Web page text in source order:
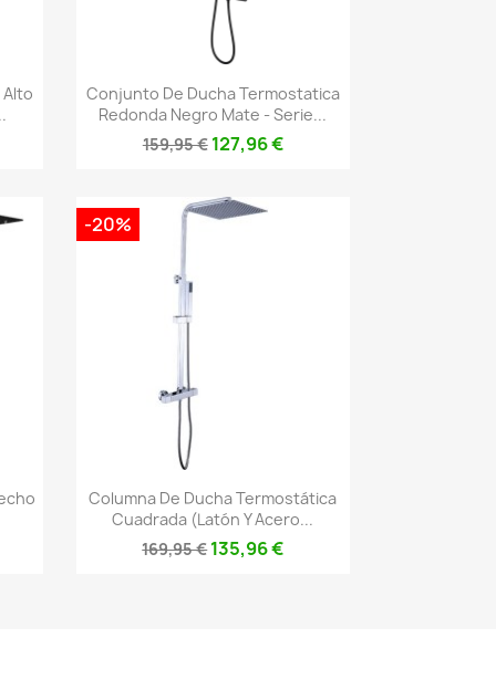
Alto
Vista rápida
Conjunto De Ducha Termostatica
Redonda Negro Mate - Serie...
159,95 € 127,96 €
Vista rápida
Columna De Ducha Termostática
Cuadrada (latón Y Acero...
169,95 €135,96 €
-20%